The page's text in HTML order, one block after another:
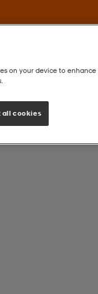
on your device to enhance
all cookies